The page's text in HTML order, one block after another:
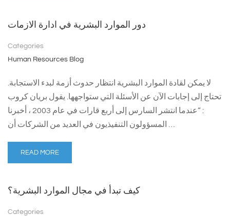
دور الموارد البشرية في ادارة الازمات
Categories
Human Resources Blog
لا يمكن لقادة الموارد البشرية انتظار حدوث أزمة لبدء الاستجابة.
تحتاج إلى إجابات الآن عن الأسئلة التي ستواجهها. يقول بريان كروب
: “عندما انتشر السارس إلى أربع قارات في عام 2003 ، أخبرنا
READ MORE
كيف تبدأ في مجال الموارد البشرية؟
Categories